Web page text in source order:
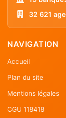
32 621
NAVIGATION
Accueil
Plan du site
Mentions légales
CGU 118418